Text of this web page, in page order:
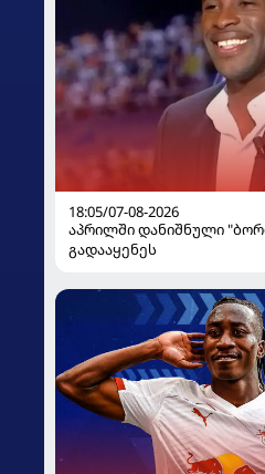
18:05/07-08-2026
აპრილში დანიშნული
გადააყენეს